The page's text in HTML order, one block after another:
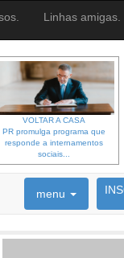
Linhas amigas.
VOLTAR A CASA
PR promulga programa que
responde a internamentos
sociais...
menu